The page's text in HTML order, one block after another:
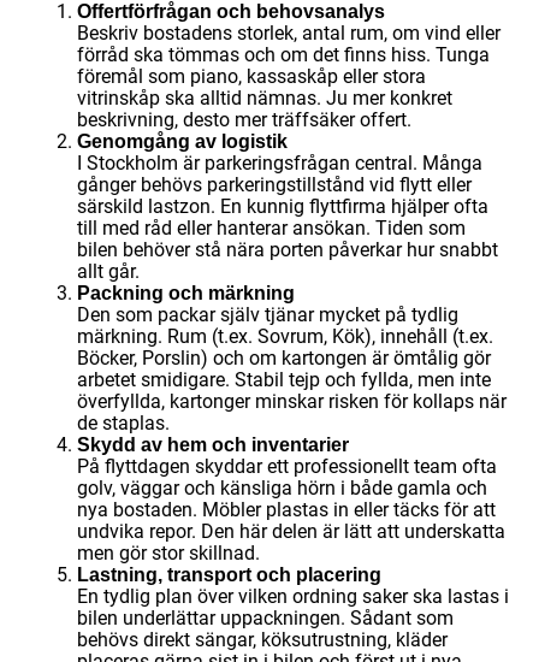
Offertförfrågan och behovsanalys
Beskriv bostadens storlek, antal rum, om vind eller
förråd ska tömmas och om det finns hiss. Tunga
föremål som piano, kassaskåp eller stora
vitrinskåp ska alltid nämnas. Ju mer konkret
beskrivning, desto mer träffsäker offert.
Genomgång av logistik
I Stockholm är parkeringsfrågan central. Många
gånger behövs parkeringstillstånd vid flytt eller
särskild lastzon. En kunnig flyttfirma hjälper ofta
till med råd eller hanterar ansökan. Tiden som
bilen behöver stå nära porten påverkar hur snabbt
allt går.
Packning och märkning
Den som packar själv tjänar mycket på tydlig
märkning. Rum (t.ex. Sovrum, Kök), innehåll (t.ex.
Böcker, Porslin) och om kartongen är ömtålig gör
arbetet smidigare. Stabil tejp och fyllda, men inte
överfyllda, kartonger minskar risken för kollaps när
de staplas.
Skydd av hem och inventarier
På flyttdagen skyddar ett professionellt team ofta
golv, väggar och känsliga hörn i både gamla och
nya bostaden. Möbler plastas in eller täcks för att
undvika repor. Den här delen är lätt att underskatta
men gör stor skillnad.
Lastning, transport och placering
En tydlig plan över vilken ordning saker ska lastas i
bilen underlättar uppackningen. Sådant som
behövs direkt sängar, köksutrustning, kläder